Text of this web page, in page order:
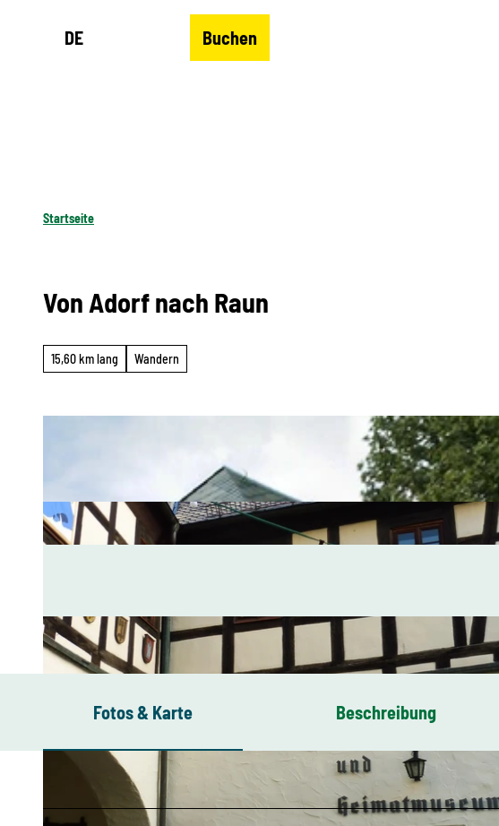
DE Buchen
Startseite
Von Adorf nach Raun
15,60 km lang Wandern
Fotos & Karte Beschreibung